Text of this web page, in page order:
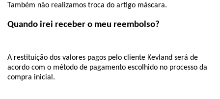
Também não realizamos troca do artigo máscara.
Quando irei receber o meu reembolso?
A restituição dos valores pagos pelo cliente Kevland será de
acordo com o método de pagamento escolhido no processo da
compra inicial.